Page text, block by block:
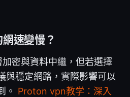
速變慢？
密與資料中繼，但若選擇
與穩定網路，實際影響可以
。 Proton vpn教学：深入